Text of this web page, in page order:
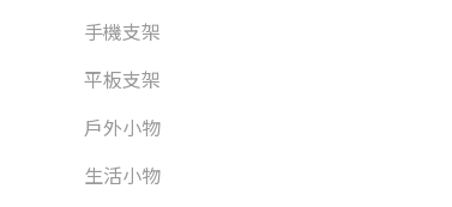
手機支架
平板支架
戶外小物
生活小物